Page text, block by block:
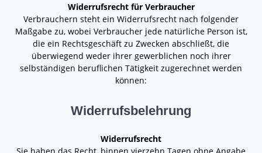
Widerrufsrecht für Verbraucher
Verbrauchern steht ein Widerrufsrecht nach folgender
Maßgabe zu, wobei Verbraucher jede natürliche Person ist,
die ein Rechtsgeschäft zu Zwecken abschließt, die
überwiegend weder ihrer gewerblichen noch ihrer
selbständigen beruflichen Tätigkeit zugerechnet werden
können:
Widerrufsbelehrung
Widerrufsrecht